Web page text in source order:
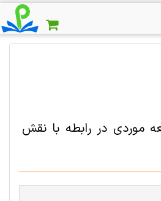
موردی در رابطه با نقش